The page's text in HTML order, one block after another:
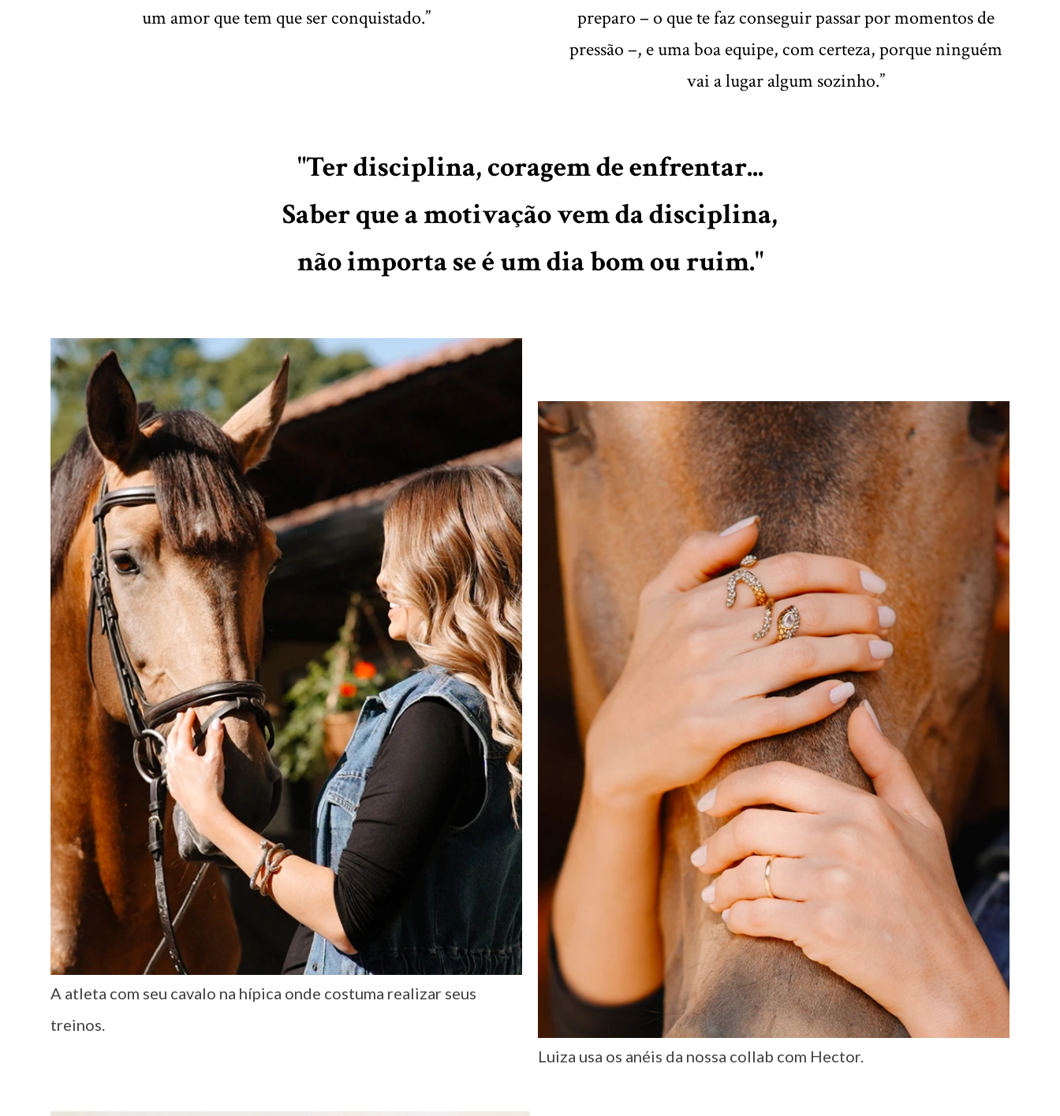
um amor que tem que ser conquistado.”
preparo – o que te faz conseguir passar por momentos de
pressão –, e uma boa equipe, com certeza, porque ninguém
vai a lugar algum sozinho.”
"Ter disciplina, coragem de enfrentar...
Saber que a motivação vem da disciplina,
não importa se é um dia bom ou ruim."
A atleta com seu cavalo na hípica onde costuma realizar seus
treinos.
Luiza usa os anéis da nossa collab com Hector.